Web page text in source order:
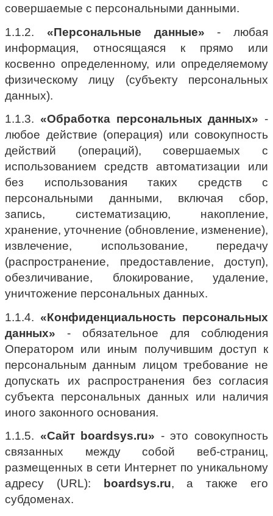
совершаемые с персональными данными.
1.1.2. «Персональные данные» - любая
информация, относящаяся к прямо или
косвенно определенному, или определяемому
физическому лицу (субъекту персональных
данных).
1.1.3. «Обработка персональных данных» -
любое действие (операция) или совокупность
действий (операций), совершаемых с
использованием средств автоматизации или
без использования таких средств с
персональными данными, включая сбор,
запись, систематизацию, накопление,
хранение, уточнение (обновление, изменение),
извлечение, использование, передачу
(распространение, предоставление, доступ),
обезличивание, блокирование, удаление,
уничтожение персональных данных.
1.1.4. «Конфиденциальность персональных
данных» - обязательное для соблюдения
Оператором или иным получившим доступ к
персональным данным лицом требование не
допускать их распространения без согласия
субъекта персональных данных или наличия
иного законного основания.
1.1.5. «Сайт boardsys.ru» - это совокупность
связанных между собой веб-страниц,
размещенных в сети Интернет по уникальному
адресу (URL):
boardsys.ru, а также его
субдоменах.